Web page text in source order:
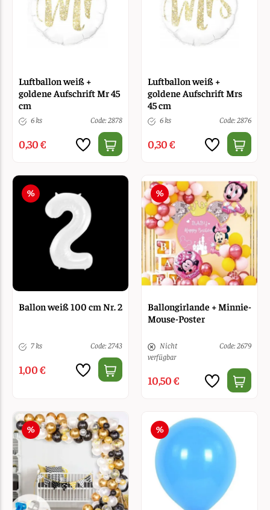
Luftballon weiß +
goldene Aufschrift Mr 45
cm
6 ks Code: 2878
0,30 €
Luftballon weiß +
goldene Aufschrift Mrs
45 cm
6 ks Code: 2876
0,30 €
Ballon weiß 100 cm Nr. 2
7 ks Code: 2743
1,00 €
Ballongirlande + Minnie-
Mouse-Poster
Nicht
verfügbar
Code: 2679
10,50 €